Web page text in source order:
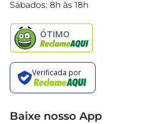
Sábados: 8h às 18h
Baixe nosso App